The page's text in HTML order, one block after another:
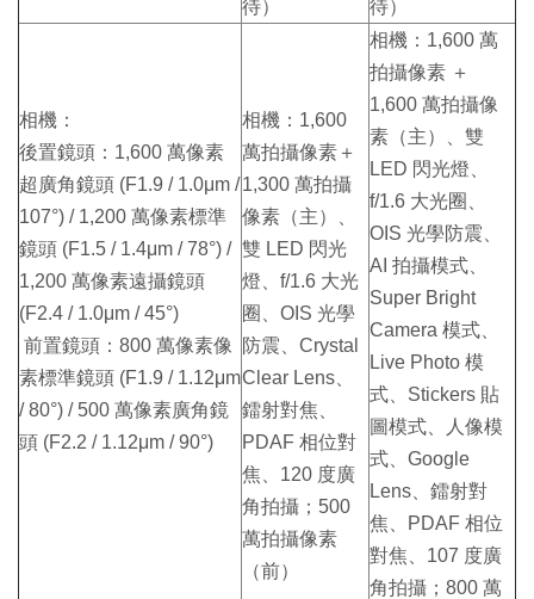
待）
待）
相機：
後置鏡頭：1,600 萬像素
超廣角鏡頭 (F1.9 / 1.0μm /
107°) / 1,200 萬像素標準
鏡頭 (F1.5 / 1.4μm / 78°) /
1,200 萬像素遠攝鏡頭
(F2.4 / 1.0μm / 45°)
前置鏡頭：800 萬像素像
素標準鏡頭 (F1.9 / 1.12μm
/ 80°) / 500 萬像素廣角鏡
頭 (F2.2 / 1.12μm / 90°)
相機：1,600
萬拍攝像素＋
1,300 萬拍攝
像素（主）、
雙 LED 閃光
燈、f/1.6 大光
圈、OIS 光學
防震、Crystal
Clear Lens、
鐳射對焦、
PDAF 相位對
焦、120 度廣
角拍攝；500
萬拍攝像素
（前）
相機：1,600 萬
拍攝像素 ＋
1,600 萬拍攝像
素（主）、雙
LED 閃光燈、
f/1.6 大光圈、
OIS 光學防震、
AI 拍攝模式、
Super Bright
Camera 模式、
Live Photo 模
式、Stickers 貼
圖模式、人像模
式、Google
Lens、鐳射對
焦、PDAF 相位
對焦、107 度廣
角拍攝；800 萬